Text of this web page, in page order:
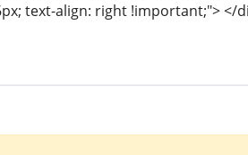
text-align: right !important;"> </